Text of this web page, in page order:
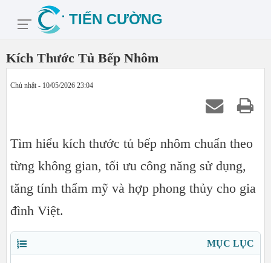
Kích Thước Tủ Bếp Nhôm
Chủ nhật - 10/05/2026 23:04
Tìm hiểu kích thước tủ bếp nhôm chuẩn theo
từng không gian, tối ưu công năng sử dụng,
tăng tính thẩm mỹ và hợp phong thủy cho gia
đình Việt.
MỤC LỤC